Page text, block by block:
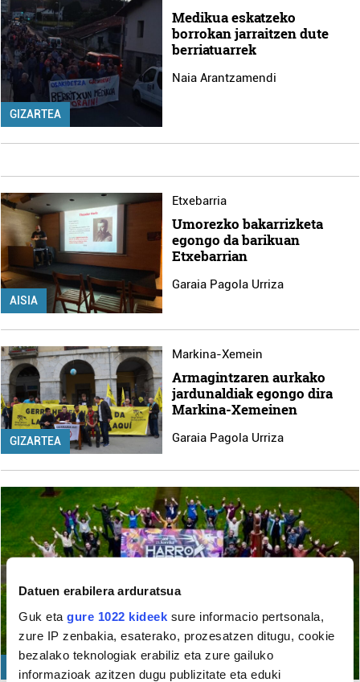
Datuen erabilera arduratsua
Guk eta gure 1022 kideek sure informacio pertsonala,
zure IP zenbakia, esaterako, prozesatzen ditugu, cookie
bezalako teknologiak erabiliz eta zure gailuko
informazioak azitzen dugu publizitate eta eduki
GIZARTEA
Medikua eskatzeko
borrokan jarraitzen dute
berriatuarrek
Naia Arantzamendi
AISIA
Etxebarria
Umorezko bakarrizketa
egongo da barikuan
Etxebarrian
Garaia Pagola Urriza
GIZARTEA
Markina-Xemein
Armagintzaren aurkako
jardunaldiak egongo dira
Markina-Xemeinen
Garaia Pagola Urriza